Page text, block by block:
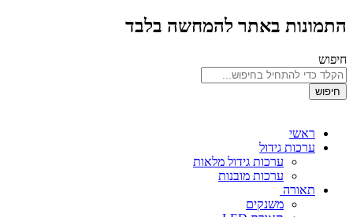
התמונות באתר להמחשה בלבד
חיפוש
חיפוש
ראשי
ערכות גידול
ערכות גידול מלאות
ערכות מובנות
תאורה
משנקים